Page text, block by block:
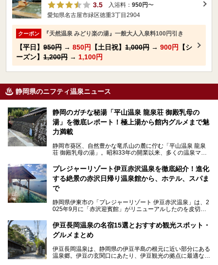
3.5
入浴料： 950円〜
愛知県名古屋市緑区徳重3丁目2904
クーポン 『天然温泉 みどり楽の湯』一般大人入泉料100円引き
【平日】 950円 → 850円 【土日祝】 1,000円 → 900円
【シ
ーズン】 1,200円 → 1,100円
静岡県のニフティ温泉ニュース
静岡のガチな秘湯「平山温泉 龍泉荘 御殿乳母の
湯」を徹底レポート！極上湯から館内グルメまで魅
力満載
静岡市葵区、自然豊かな竜爪山の麓に佇む「平山温泉 龍泉
荘 御殿乳母の湯」。昭和33年の開業以来、多くの温泉マニ
極上温泉です。お湯はもちろん、実はグルメも揃っているん
です。多くのファンを持つ、その圧倒的なこだわりと魅力を
解説します。
プレジャーリゾート伊豆赤沢温泉を徹底紹介！進化
する絶景の赤沢日帰り温泉館から、ホテル、スパま
で
静岡県伊東市の「プレジャーリゾート 伊豆赤沢温泉」は、2
025年9月に「赤沢迎賓館」がリニューアルしたのを皮切り
館」、「RED 28 HOTEL」がリニューアル。さらにこのあ
とグランピング施設のGRAX EARTH FIELD（グラックスア
ースフィールド）、大型屋内アミューズメント施設のPLEA
予定。
伊豆長岡温泉の名宿15選とおすすめ観光スポット・
グルメまとめ
伊豆長岡温泉は、静岡県の伊豆半島の根元に近い部分にある
温泉郷。伊豆の玄関口にあたり、伊豆観光の拠点に最適な立